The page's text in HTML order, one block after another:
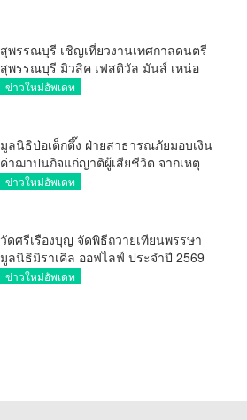
สุพรรณบุรี เชิญเที่ยวงานเทศกาลดนตรี
สุพรรณบุรี มิวสิค เฟสติวัล มันส์ เหน่อ
มาก
ข่าวใหม่อัพเดท
มูลนิธิป่อเต็กตึ๊ง ฝ่ายสาธารณภัยมอบเงิน
ค่าฌาปนกิจแก่ญาติผู้เสียชีวิต จากเหตุ
เพลิงไหม้ โรงเบียร์ ณ ลาดพร้าว จำนวน
ข่าวใหม่อัพเดท
วัดศรีเรืองบุญ จัดพิธีถวายเทียนพรรษา
มูลนิธิมิราเคิล ออฟไลฟ์ ประจำปี 2569
พล.ต.ต.ศิริวัฒน์ ดีพอ ให้เกียรติเป็น
ข่าวใหม่อัพเดท